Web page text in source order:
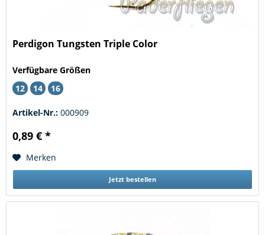
Perdigon Tungsten Triple Color
Verfügbare Größen
12
14 16
Artikel-Nr.: 000909
0,89 € *
Merken
Jetzt bestellen